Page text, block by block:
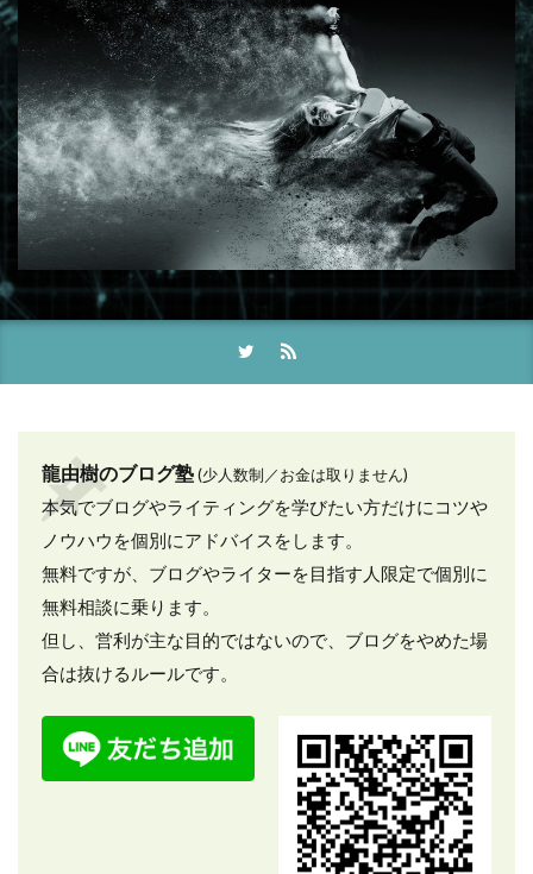
龍由樹のブログ塾(少人数制／お金は取りません)
本気でブログやライティングを学びたい方だけにコツや
ノウハウを個別にアドバイスをします。
無料ですが、ブログやライターを目指す人限定で個別に
無料相談に乗ります。
但し、営利が主な目的ではないので、ブログをやめた場
合は抜けるルールです。